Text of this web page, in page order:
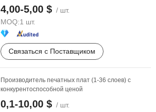
сигнализации умного ...
4,00-5,00 $ / шт.
MOQ:1 шт.
Связаться с Поставщиком
Производитель печатных плат (1-36 слоев) с
конкурентоспособной ценой
0,1-10,00 $ / шт.